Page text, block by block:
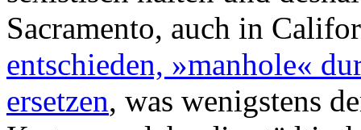
Sacramento, auch in
entschieden, »manhole«
ersetzen, was wenigstens